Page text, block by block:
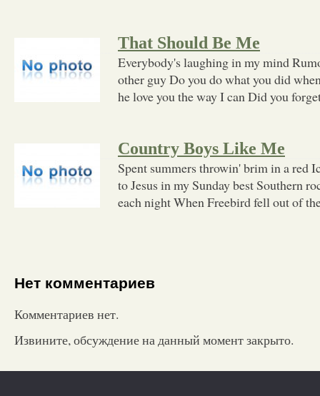
That Should Be Me
Everybody's laughing in my mind
other guy Do you do what you did
he love you the way I can Did you
Country Boys Like Me
Spent summers throwin' brim in a red
to Jesus in my Sunday best Southern
each night When Freebird fell out of
Нет комментариев
Комментариев нет.
Извините, обсуждение на данный момент закрыто.